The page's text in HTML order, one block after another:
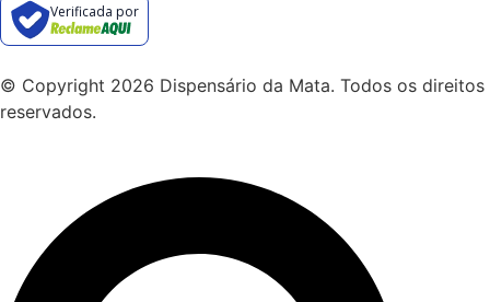
Verificada por
© Copyright 2026 Dispensário da Mata. Todos os direitos
reservados.